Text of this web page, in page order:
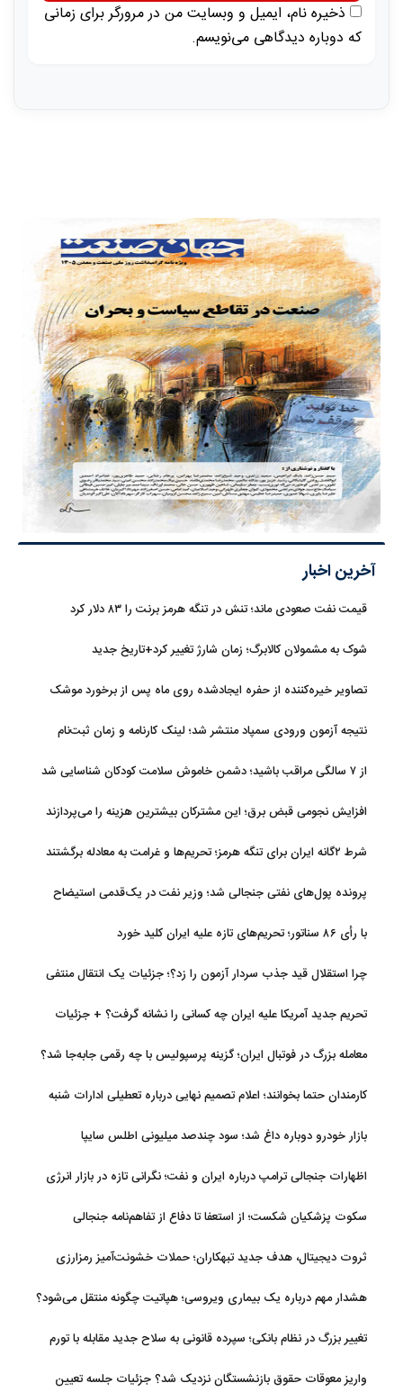
ذخیره نام، ایمیل و وبسایت من در مرورگر برای زمانی
که دوباره دیدگاهی می‌نویسم.
آخرین اخبار
قیمت نفت صعودی ماند؛ تنش در تنگه هرمز برنت را ۸۳ دلار کرد
شوک به مشمولان کالابرگ؛ زمان شارژ تغییر کرد+تاریخ جدید
تصاویر خیره‌کننده از حفره ایجادشده روی ماه پس از برخورد موشک
فالکون ۹
نتیجه آزمون ورودی سمپاد منتشر شد؛ لینک کارنامه و زمان ثبت‌نام
از ۷ سالگی مراقب باشید؛ دشمن خاموش سلامت کودکان شناسایی شد
افزایش نجومی قبض برق؛ این مشترکان بیشترین هزینه را می‌پردازند
شرط ۲گانه ایران برای تنگه هرمز؛ تحریم‌ها و غرامت به معادله برگشتند
پرونده پول‌های نفتی جنجالی شد؛ وزیر نفت در یک‌قدمی استیضاح
با رأی ۸۶ سناتور؛ تحریم‌های تازه علیه ایران کلید خورد
چرا استقلال قید جذب سردار آزمون را زد؟؛ جزئیات یک انتقال منتفی
تحریم جدید آمریکا علیه ایران چه کسانی را نشانه گرفت؟ + جزئیات
معامله بزرگ در فوتبال ایران؛ گزینه پرسپولیس با چه رقمی جابه‌جا شد؟
کارمندان حتما بخوانند؛ اعلام تصمیم نهایی درباره تعطیلی ادارات شنبه
بازار خودرو دوباره داغ شد؛ سود چندصد میلیونی اطلس سایپا
اظهارات جنجالی ترامپ درباره ایران و نفت؛ نگرانی تازه در بازار انرژی
سکوت پزشکیان شکست؛ از استعفا تا دفاع از تفاهم‌نامه جنجالی
ثروت دیجیتال، هدف جدید تبهکاران؛ حملات خشونت‌آمیز رمزارزی
هشدار مهم درباره یک بیماری ویروسی؛ هپاتیت چگونه منتقل می‌شود؟
تغییر بزرگ در نظام بانکی؛ سپرده قانونی به سلاح جدید مقابله با تورم
واریز معوقات حقوق بازنشستگان نزدیک شد؟ جزئیات جلسه تعیین